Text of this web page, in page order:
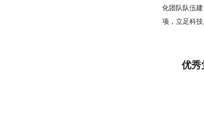
化团队队伍
项，立足科
优秀